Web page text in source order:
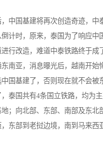
中国基建将再次创造奇迹，中
计时，原来，泰国为了响应中
行改造，难道中泰铁路终于成
南亚，消息曝光后，越南开始
国基建了，否则现在就不会被
泰国共有4条国立铁路，均为
；向北部、东部、南部及东北
东部到老挝边境，南到马来西